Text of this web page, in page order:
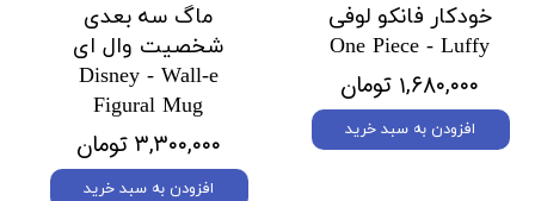
خودکار فانکو لوفی
One Piece - Luffy
۱,۶۸۰,۰۰۰ تومان
افزودن به سبد خرید
ماگ سه بعدی
شخصیت وال ای
Disney - Wall-e
Figural Mug
۳,۳۰۰,۰۰۰ تومان
افزودن به سبد خرید